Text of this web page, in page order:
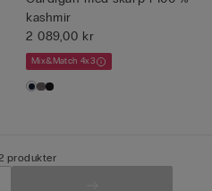
kashmir
2 089,00 kr
Mix&Match 4x3
produkter